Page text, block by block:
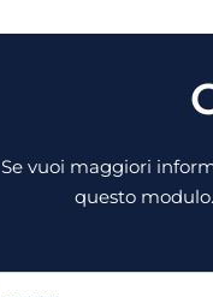
Se vuoi maggiori
questo